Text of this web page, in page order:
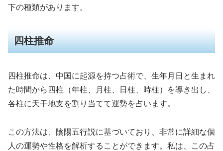
下の種類があります。
四柱推命
四柱推命は、中国に起源を持つ占術で、生年月日と生まれ
た時間から四柱（年柱、月柱、日柱、時柱）を導き出し、
各柱に天干地支を割り当てて運勢を占います。
この方法は、陰陽五行説に基づいており、非常に詳細な個
人の運勢や性格を解析することができます。私は、この占